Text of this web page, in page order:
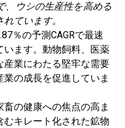
、ウシの生産性を高める
ています。
％の予測CAGRで最速
ます。動物飼料、医薬
業にわたる堅牢な需要
の成長を促進していま
の健康への焦点の高ま
むキレート化された鉱物